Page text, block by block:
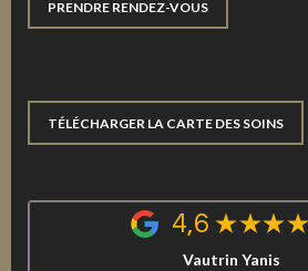
PRENDRE RENDEZ-VOUS
TÉLÉCHARGER LA CARTE DES SOINS
4,6
Vautrin Yanis